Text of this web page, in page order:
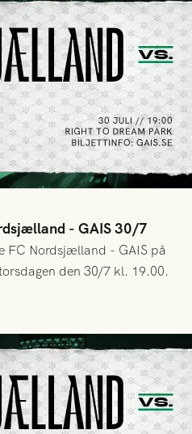
- GAIS 30/7
FC Nordsjælland - GAIS på
den 30/7 kl. 19.00.